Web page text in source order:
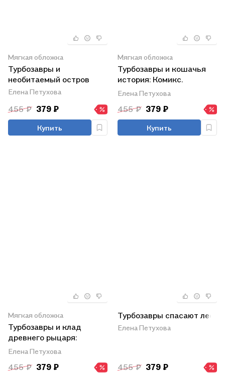
Мягкая обложка
Турбозавры и
необитаемый остров
Елена Петухова
455 ₽ 379 ₽
Купить
Мягкая обложка
Турбозавры и кошачья
история: Комикс.
Головоломки. Фигурки
для вырезания
Елена Петухова
455 ₽ 379 ₽
Купить
Мягкая обложка
Турбозавры и клад
древнего рыцаря:
Комикс. Головоломки.
Фигурки для вырезания
Елена Петухова
455 ₽ 379 ₽
Турбозавры спасают лес
Елена Петухова
455 ₽ 379 ₽